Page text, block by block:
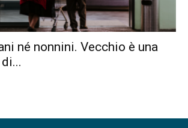
né nonnini. Vecchio è una